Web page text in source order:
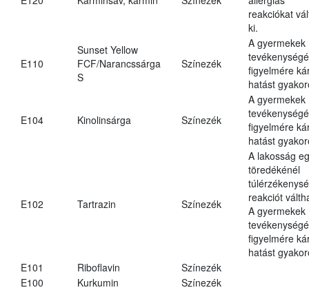
reakciókat
ki.
E110
Sunset Yellow
FCF/Narancssárga
S
Színezék
A gyermekek
figyelmére
hatást
E104 Kinolinsárga Színezék
A gyermekek
figyelmére
hatást
E102 Tartrazin Színezék
A lakosság
töredékénél
reakciót
A gyermekek
figyelmére
hatást
E101
Riboflavin
Színezék
E100
Kurkumin Színezék